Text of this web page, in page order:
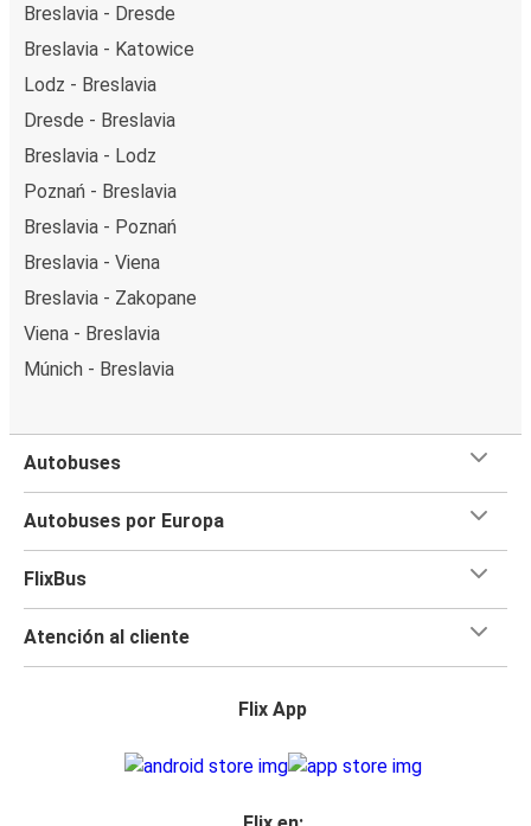
Breslavia - Dresde
Breslavia - Katowice
Lodz - Breslavia
Dresde - Breslavia
Breslavia - Lodz
Poznań - Breslavia
Breslavia - Poznań
Breslavia - Viena
Breslavia - Zakopane
Viena - Breslavia
Múnich - Breslavia
Autobuses
Autobuses por Europa
FlixBus
Atención al cliente
Flix App